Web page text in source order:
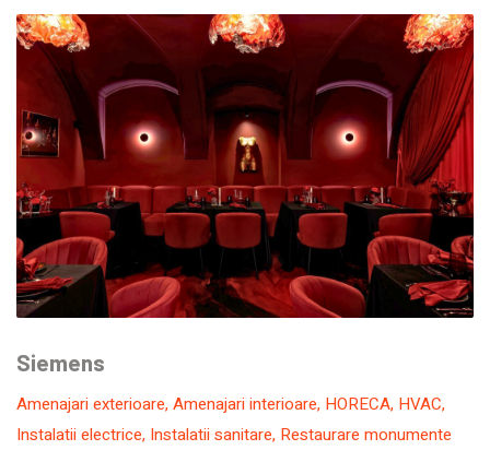
Siemens
Amenajari exterioare, Amenajari interioare, HORECA, HVAC,
Instalatii electrice, Instalatii sanitare, Restaurare monumente